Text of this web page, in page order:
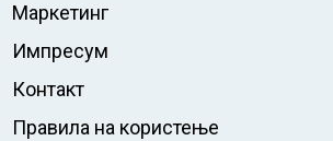
Маркетинг
Импресум
Контакт
Правила на користење